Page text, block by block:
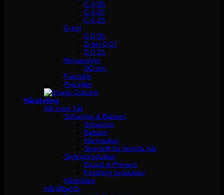
C 0,05
C 0,07
C 0,15
D-böj
D 0,05
D-böj 0,07
D 0,15
Megavolym
DD-böj
Franslim
Pincetter
Hårstyling
Allt inom hår
Schampo & Balsam
Schampo
Balsam
Hårmasker
Speciellt för blonda hår
Stylingprodukter
Grund & Primers
Finishing produkter
Hårbotten
Hårtillbehör